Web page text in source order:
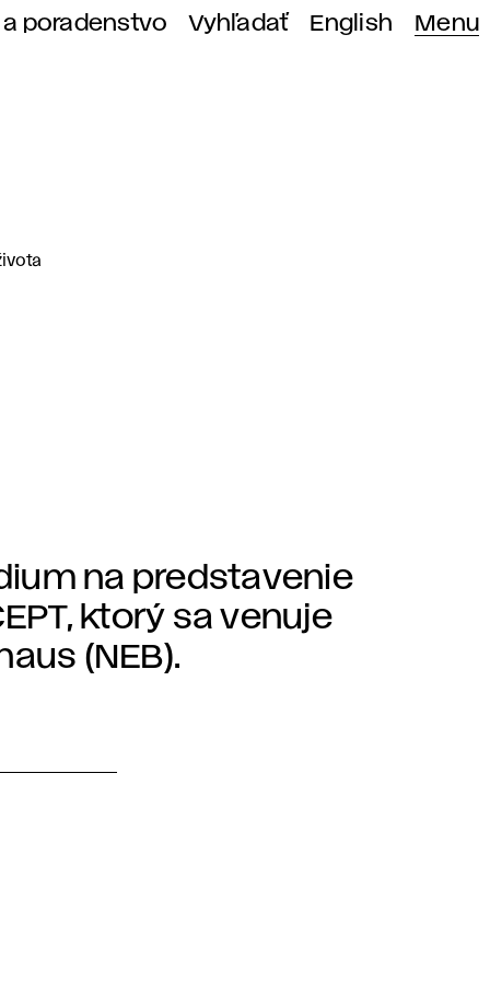
a poradenstvo Vyhľadať English Menu
na predstavenie
ktorý sa venuje
(NEB).